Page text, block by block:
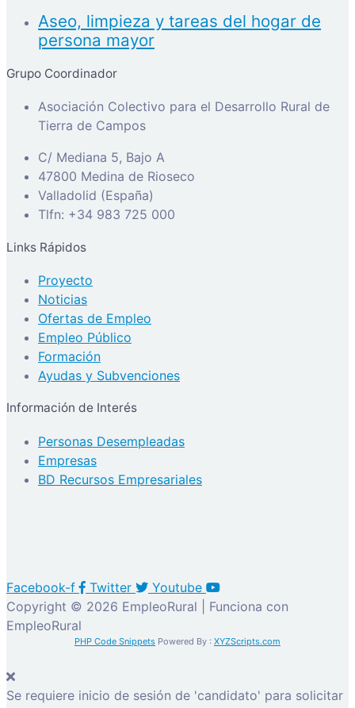
Aseo, limpieza y tareas del hogar de
persona mayor
Grupo Coordinador
Asociación Colectivo para el Desarrollo Rural de
Tierra de Campos
C/ Mediana 5, Bajo A
47800 Medina de Rioseco
Valladolid (España)
Tlfn: +34 983 725 000
Links Rápidos
Proyecto
Noticias
Ofertas de Empleo
Empleo Público
Formación
Ayudas y Subvenciones
Información de Interés
Personas Desempleadas
Empresas
BD Recursos Empresariales
Facebook-f Twitter
Youtube
Copyright © 2026 EmpleoRural | Funciona con
EmpleoRural
PHP Code Snippets Powered By : XYZScripts.com
Se requiere inicio de sesión de 'candidato' para solicitar